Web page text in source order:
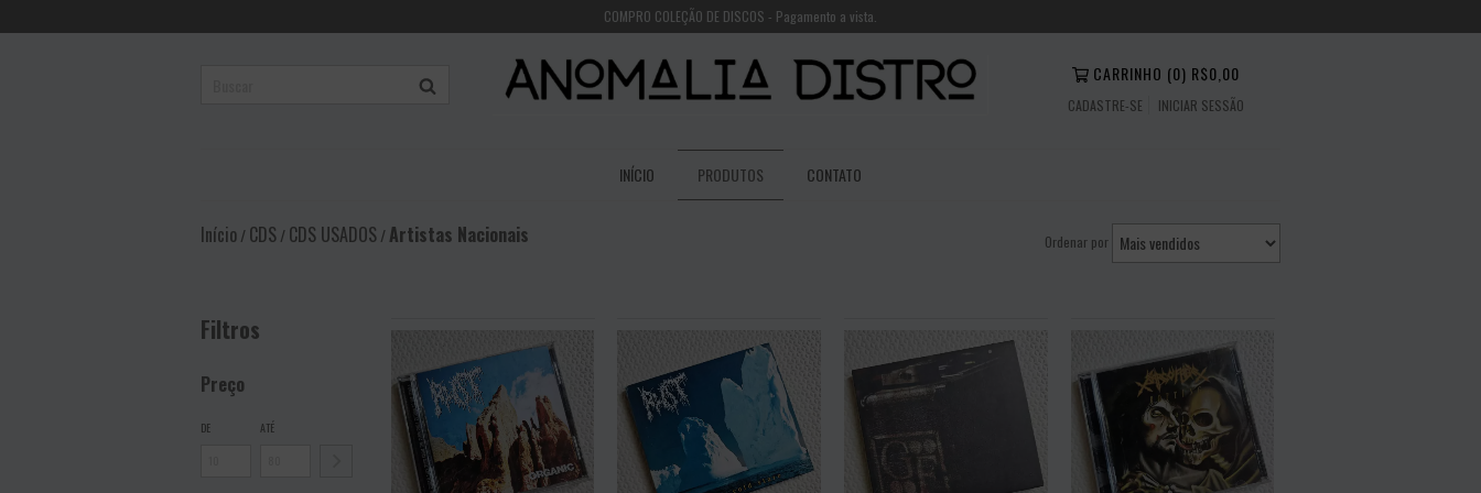
COMPRO COLEÇÃO DE DISCOS - Pagamento a vista.
CARRINHO (0) R$0,00
CADASTRE-SE INICIAR SESSÃO
INÍCIO PRODUTOS CONTATO
Início/CDS/CDS USADOS/Artistas Nacionais Ordenar por
Filtros
Preço
DE ATÉ